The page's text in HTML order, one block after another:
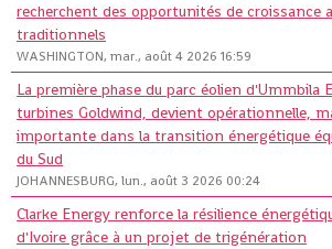
recherchent des opportunités de croissance
traditionnels
WASHINGTON, mar., août 4 2026 16:59
La première phase du parc éolien d'Ummbila
turbines Goldwind, devient opérationnelle,
importante dans la transition énergétique
du Sud
JOHANNESBURG, lun., août 3 2026 00:24
Clarke Energy renforce la résilience
d'Ivoire grâce à un projet de trigénération